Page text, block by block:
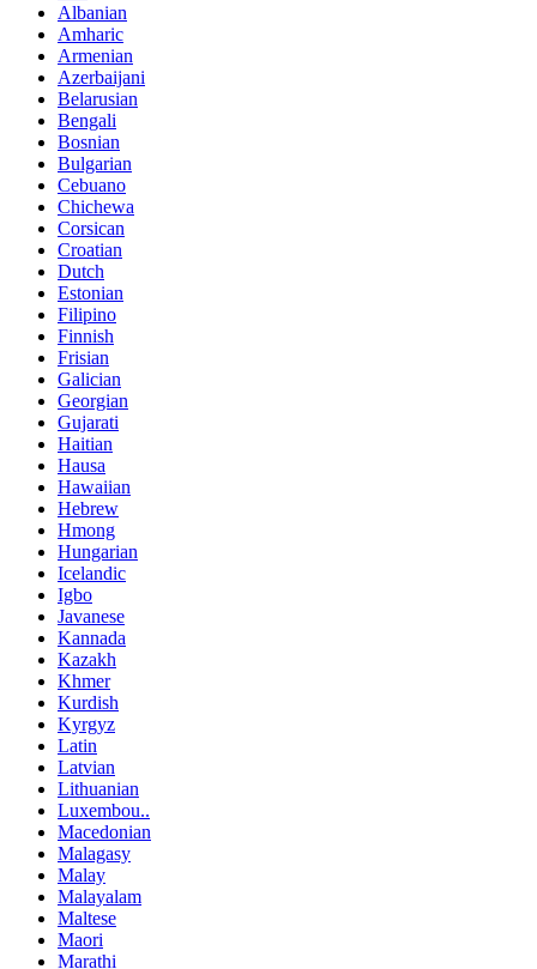
Albanian
Amharic
Armenian
Azerbaijani
Belarusian
Bengali
Bosnian
Bulgarian
Cebuano
Chichewa
Corsican
Croatian
Dutch
Estonian
Filipino
Finnish
Frisian
Galician
Georgian
Gujarati
Haitian
Hausa
Hawaiian
Hebrew
Hmong
Hungarian
Icelandic
Igbo
Javanese
Kannada
Kazakh
Khmer
Kurdish
Kyrgyz
Latin
Latvian
Lithuanian
Luxembou..
Macedonian
Malagasy
Malay
Malayalam
Maltese
Maori
Marathi